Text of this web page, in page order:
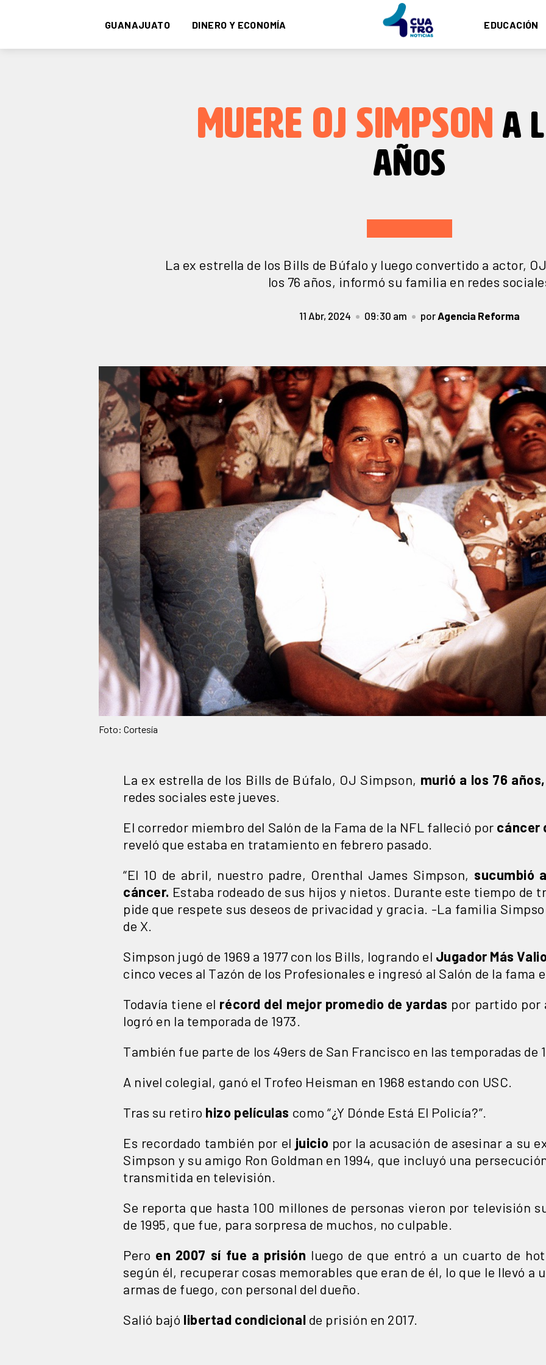
GUANAJUATO DINERO Y ECONOMÍA EDUCACIÓN
MUERE OJ SIMPSON A
AÑOS
La ex estrella de los Bills de Búfalo y luego convertido a actor,
los 76 años, informó su familia en redes
11 Abr, 2024 09:30 am porAgencia Reforma
Foto: Cortesía
La ex estrella de los Bills de Búfalo, OJ Simpson, murió a los 76 años,
redes sociales este jueves.
El corredor miembro del Salón de la Fama de la NFL falleció por cáncer
reveló que estaba en tratamiento en febrero pasado.
“El 10 de abril, nuestro padre, Orenthal James Simpson, sucumbió
cáncer. Estaba rodeado de sus hijos y nietos. Durante este tiempo de
pide que respete sus deseos de privacidad y gracia. -La familia
de X.
Simpson jugó de 1969 a 1977 con los Bills, logrando el Jugador Más
cinco veces al Tazón de los Profesionales e ingresó al Salón de la fama
Todavía tiene el récord del mejor promedio de yardas por partido por
logró en la temporada de 1973.
También fue parte de los 49ers de San Francisco en las temporadas de
A nivel colegial, ganó el Trofeo Heisman en 1968 estando con USC.
Tras su retiro hizo películas como “¿Y Dónde Está El Policía?”.
Es recordado también por el juicio por la acusación de asesinar a su
Simpson y su amigo Ron Goldman en 1994, que incluyó una
transmitida en televisión.
Se reporta que hasta 100 millones de personas vieron por televisión
de 1995, que fue, para sorpresa de muchos, no culpable.
Pero en 2007 sí fue a prisión luego de que entró a un cuarto de
según él, recuperar cosas memorables que eran de él, lo que le llevó a
armas de fuego, con personal del dueño.
Salió bajó libertad condicional de prisión en 2017.